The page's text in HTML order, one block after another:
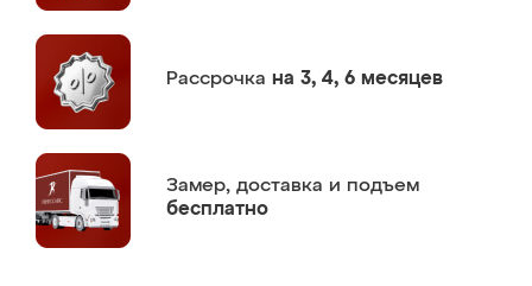
Рассрочка на 3, 4, 6 месяцев
Замер, доставка и подъем
бесплатно